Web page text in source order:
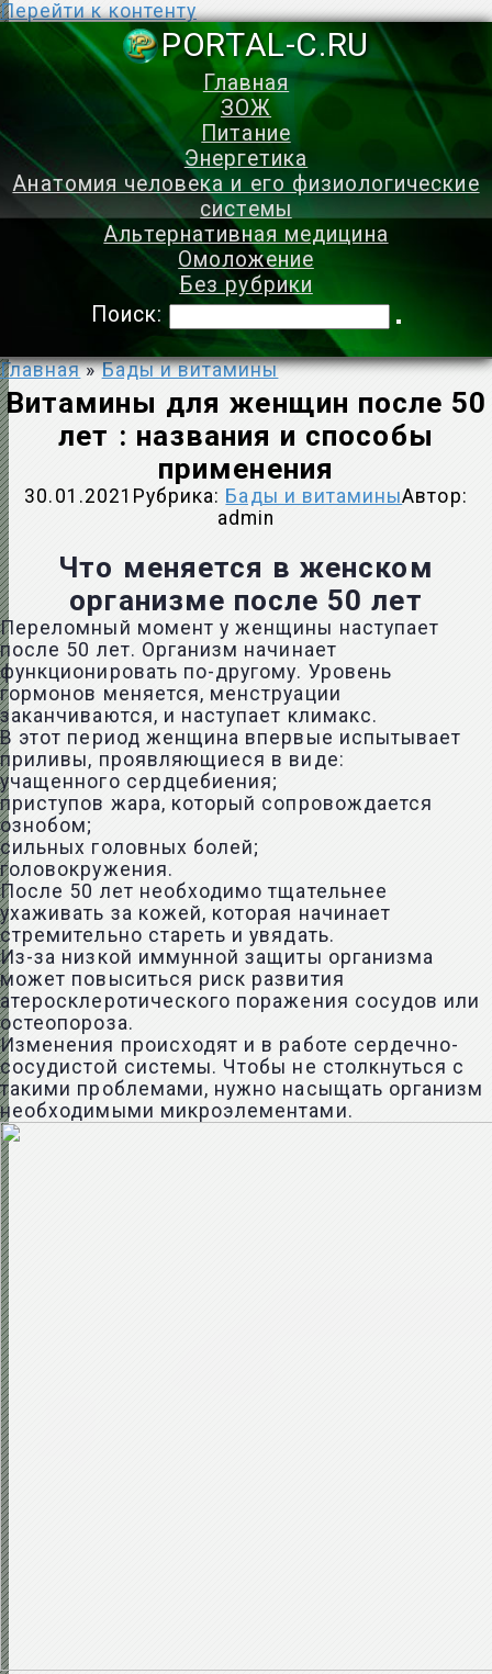
Перейти к контенту
PORTAL-
Главная
ЗОЖ
Питание
Энергетика
Анатомия человека и его физиологические
системы
Альтернативная медицина
Омоложение
Без рубрики
Поиск:
Главная » Бады и витамины
Витамины для женщин после 50
лет : названия и способы
применения
30.01.2021 Рубрика: Бады и витаминыАвтор:
admin
Что меняется в женском
организме после 50 лет
Переломный момент у женщины наступает
после 50 лет. Организм начинает
функционировать по-другому. Уровень
гормонов меняется, менструации
заканчиваются, и наступает климакс.
В этот период женщина впервые испытывает
приливы, проявляющиеся в виде:
учащенного сердцебиения;
приступов жара, который сопровождается
ознобом;
сильных головных болей;
головокружения.
После 50 лет необходимо тщательнее
ухаживать за кожей, которая начинает
стремительно стареть и увядать.
Из-за низкой иммунной защиты организма
может повыситься риск развития
атеросклеротического поражения сосудов или
остеопороза.
Изменения происходят и в работе сердечно-
сосудистой системы. Чтобы не столкнуться с
такими проблемами, нужно насыщать организм
необходимыми микроэлементами.